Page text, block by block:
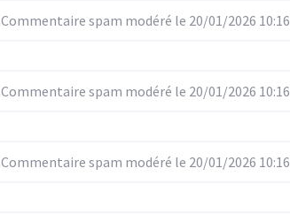
Commentaire spam modéré le 20/01/2026 10:16
Commentaire spam modéré le 20/01/2026 10:16
Commentaire spam modéré le 20/01/2026 10:16